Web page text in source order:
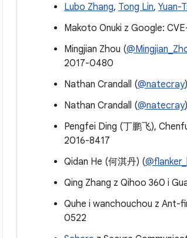
Lubo Zhang, Tong Lin, Yuan-
Makoto Onuki z Google:
Mingjian Zhou (
2017-0480
Nathan Crandall (@natecray
Nathan Crandall (@natecray
Pengfei Ding (丁鹏飞),
2016-8417
Qidan He (何淇丹) (
Qing Zhang z Qihoo 360 i
Quhe i wanchouchou z Ant-
0522